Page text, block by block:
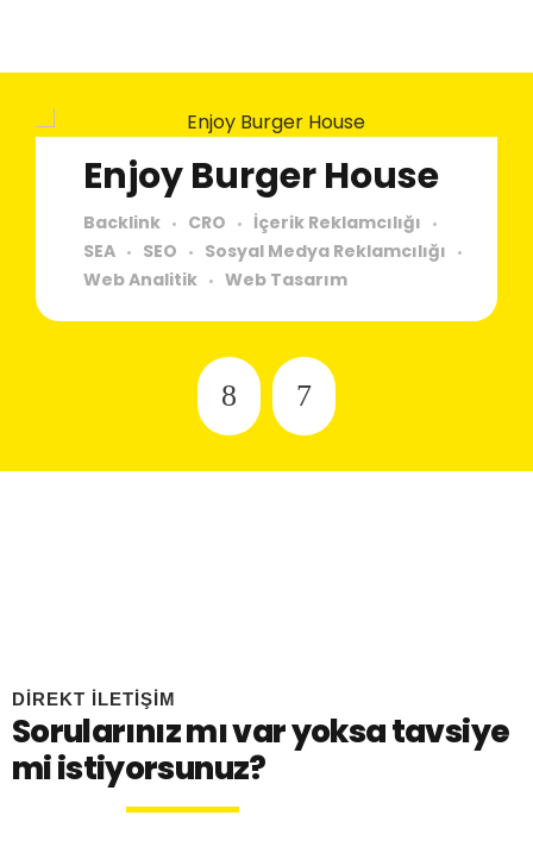
Enjoy Burger House
Backlink CRO
İçerik Reklamcılığı
SEA
SEO
Sosyal Medya Reklamcılığı
Web Analitik
Web Tasarım
DİREKT İLETİŞİM
Sorularınız mı var yoksa tavsiye
mi istiyorsunuz?